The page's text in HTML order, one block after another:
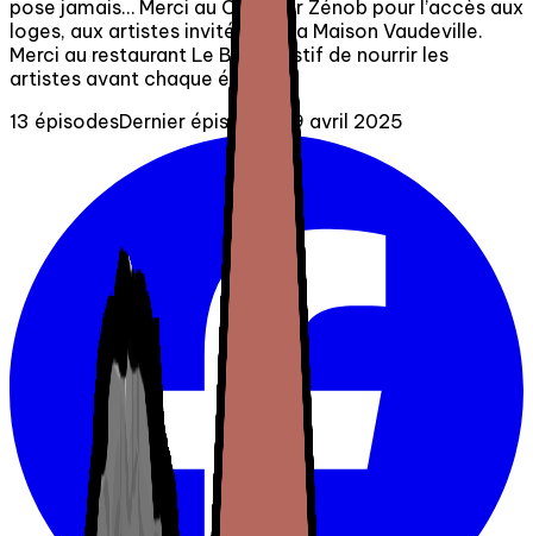
pose jamais… Merci au Café Bar Zénob pour l’accès aux
loges, aux artistes invités et à la Maison Vaudeville.
Merci au restaurant Le Butin Festif de nourrir les
artistes avant chaque épisode.
13 épisodesDernier épisode : 29 avril 2025